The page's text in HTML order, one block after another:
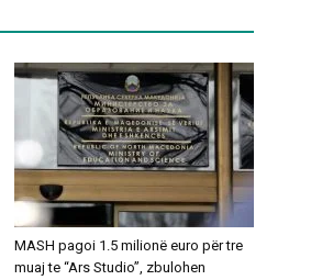
MASH pagoi 1.5 milionë euro për tre
muaj te “Ars Studio”, zbulohen